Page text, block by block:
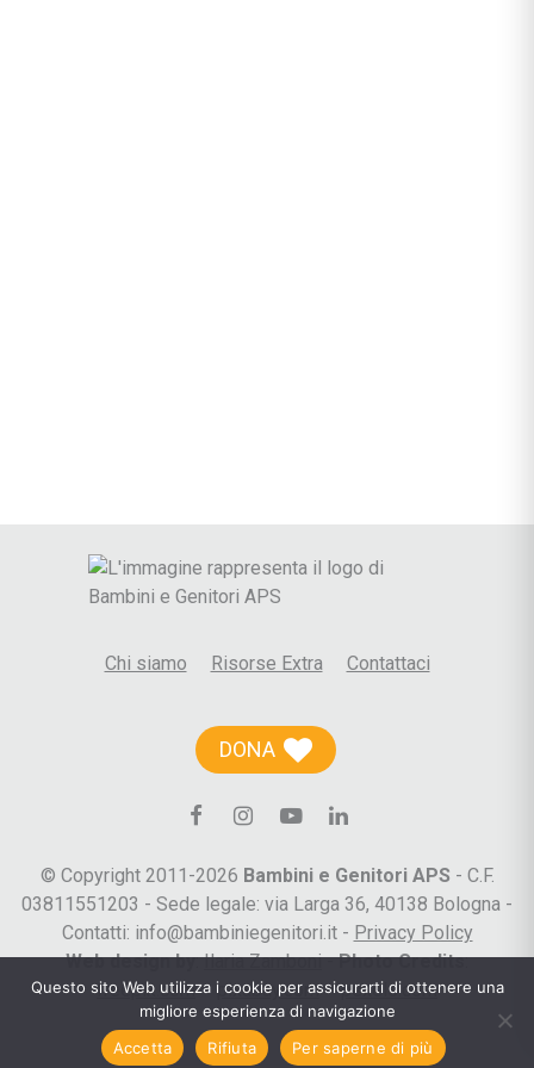
Chi siamo Risorse Extra Contattaci
DONA
© Copyright 2011-2026 Bambini e Genitori APS - C.F.
03811551203 - Sede legale: via Larga 36, 40138 Bologna -
Contatti: info@bambiniegenitori.it - Privacy Policy
Web design by:Ilaria Zamboni-Photo Credits:
freepik.com– pixabay.com–pexels.com
Questo sito Web utilizza i cookie per assicurarti di ottenere una
migliore esperienza di navigazione
Accetta
Rifiuta Per saperne di più